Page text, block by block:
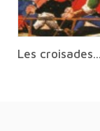
Les